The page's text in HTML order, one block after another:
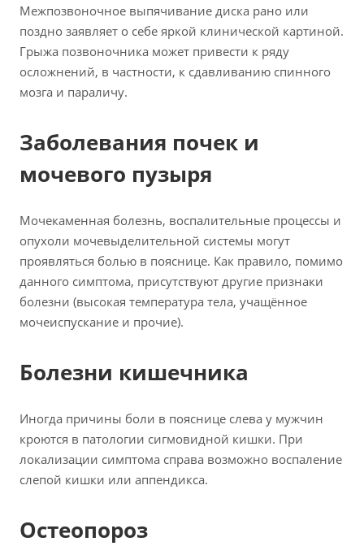
Межпозвоночное выпячивание диска рано или
поздно заявляет о себе яркой клинической картиной.
Грыжа позвоночника может привести к ряду
осложнений, в частности, к сдавливанию спинного
мозга и параличу.
Заболевания почек и
мочевого пузыря
Мочекаменная болезнь, воспалительные процессы и
опухоли мочевыделительной системы могут
проявляться болью в пояснице. Как правило, помимо
данного симптома, присутствуют другие признаки
болезни (высокая температура тела, учащённое
мочеиспускание и прочие).
Болезни кишечника
Иногда причины боли в пояснице слева у мужчин
кроются в патологии сигмовидной кишки. При
локализации симптома справа возможно воспаление
слепой кишки или аппендикса.
Остеопороз